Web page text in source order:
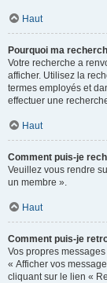
Haut
Pourquoi ma
Votre recherche a
afficher. Utilisez la
termes employés et
effectuer une
Haut
Comment puis-je
Veuillez vous rendre
un membre ».
Haut
Comment puis-je
Vos propres
« Afficher vos
cliquant sur le lien «